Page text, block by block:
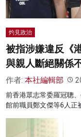
灼見政治
被指涉嫌違反《
與親人斷絕關係
作者: 本社編輯部
前香港眾志常委羅冠聰
館前職員鄭文傑等6人正